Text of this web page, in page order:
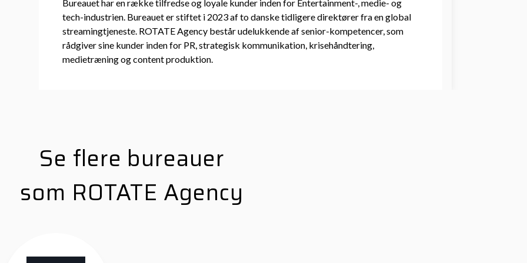
Bureauet har en række tilfredse og loyale kunder inden for Entertainment-, medie- og
tech-industrien. Bureauet er stiftet i 2023 af to danske tidligere direktører fra en global
streamingtjeneste. ROTATE Agency består udelukkende af senior-kompetencer, som
rådgiver sine kunder inden for PR, strategisk kommunikation, krisehåndtering,
medietræning og content produktion.
Se flere bureauer
som ROTATE Agency